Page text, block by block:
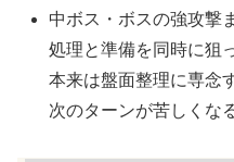
中ボス・ボスの強攻撃
処理と準備を同時に狙
本来は盤面整理に専念
次のターンが苦しくな